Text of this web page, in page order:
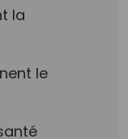
la
le